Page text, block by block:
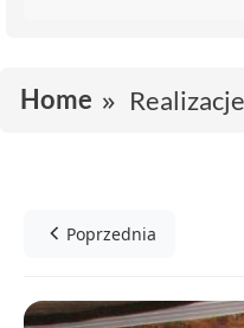
Home
Poprzednia